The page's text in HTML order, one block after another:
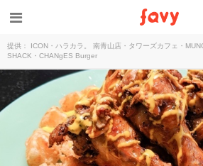
提供： ICON・ハラカラ。 南青山店・タワーズカフェ・
SHACK・CHANgES Burger